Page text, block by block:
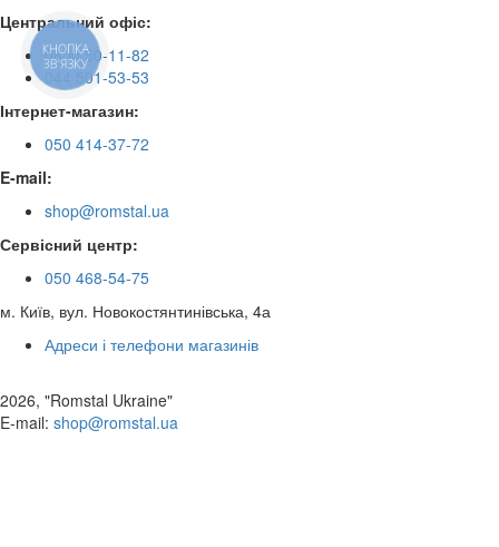
Центральний офіс:
0800 50-11-82
044 501-53-53
Інтернет-магазин:
050 414-37-72
E-mail:
shop@romstal.ua
Сервісний центр:
050 468-54-75
м. Київ, вул. Новокостянтинівська, 4а
Адреси і телефони магазинів
2026, "Romstal Ukraine"
​E-mail: shop@romstal.ua
КНОПКА
ЗВ'ЯЗКУ